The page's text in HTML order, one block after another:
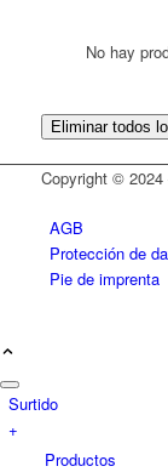
No hay
Eliminar todos
Copyright © 2024
AGB
Protección de
Pie de imprenta
Surtido
+
Productos